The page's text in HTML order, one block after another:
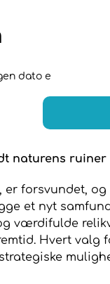
dato e
naturens ruiner
er forsvundet,
et nyt
værdifulde
Hvert valg